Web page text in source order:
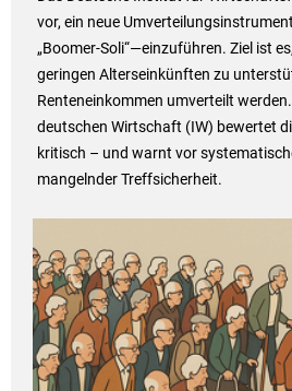
vor, ein neue
„Boomer-Soli“—einzuführen. Ziel ist
geringen Alterseinkünften zu
Renteneinkommen umverteilt
deutschen Wirtschaft (IW) bewertet
kritisch – und warnt vor
mangelnder Treffsicherheit.